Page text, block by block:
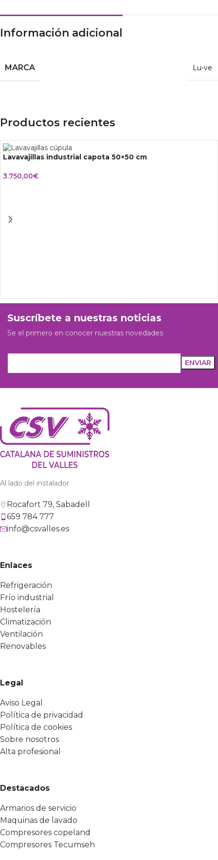
Información adicional
MARCA Lu-ve
Productos recientes
Lavavajillas industrial capota 50×50 cm
3.750,00€
Suscríbete a nuestras noticias
Se el primero en conocer nuestras novedades
Al lado del instalador
Rocafort 79, Sabadell
659 784 777
info@csvalles.es
Enlaces
Refrigeración
Frío industrial
Hostelería
Climatización
Ventilación
Renovables
Legal
Aviso Legal
Política de privacidad
Política de cookies
Sobre nosotros
Alta profesional
Destacados
Armarios de servicio
Maquinas de lavado
Compresores copeland
Compresores Tecumseh